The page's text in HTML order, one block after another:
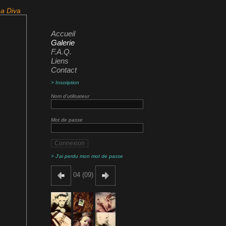
Diva
Accueil
Galerie
F.A.Q.
Liens
Contact
> Inscription
Nom d'utilisateur
Mot de passe
> J'ai perdu mon mot de passe
04 (09)